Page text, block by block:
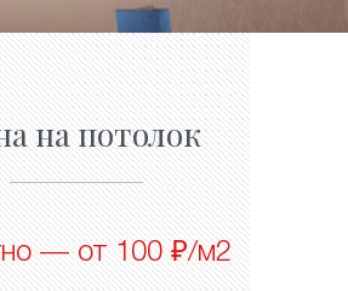
на потолок
— от 100 ₽/м2